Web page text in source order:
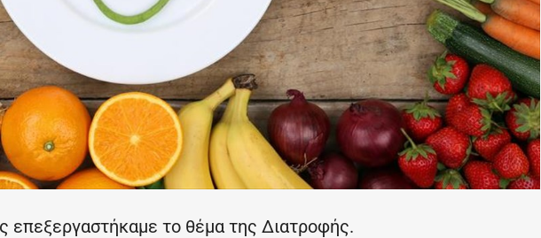
επεξεργαστήκαμε το θέμα της Διατροφής.